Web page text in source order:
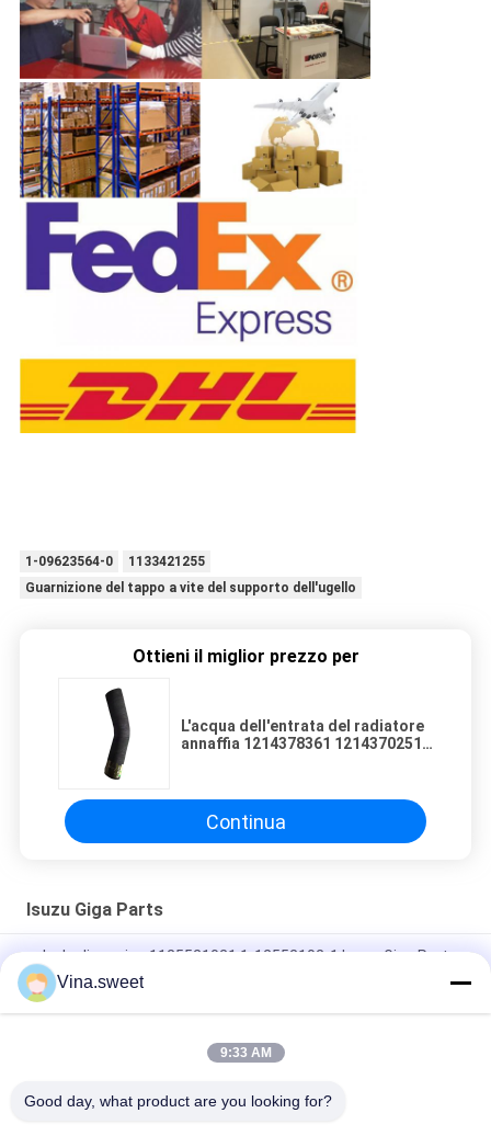
1-09623564-0
1133421255
Guarnizione del tappo a vite del supporto dell'ugello
Ottieni il miglior prezzo per
L'acqua dell'entrata del radiatore
annaffia 1214378361 1214370251
Continua
Isuzu Giga Parts
valvola di scarico 1125521021 1-12552102-1 Isuzu Giga Parts
1-13342125-5 un olio di raffreddamento Jet For ISUZU CYZ51
6WF1 di 1133421255 pistoni
1812297690 1-81229769-0 CXZ81K sopportanti 10PE1 Isuzu
Vina.sweet
9:33 AM
Good day, what product are you looking for?